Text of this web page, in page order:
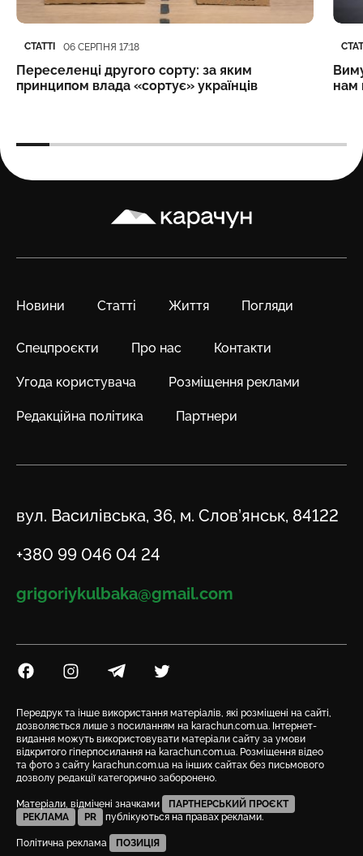
Категорія
СТАТТІ
Дата публікації
06 СЕРПНЯ 17:18
Переселенці другого сорту: за яким
принципом влада «сортує» українців
нам
Карачун
Новини Статті Життя Погляди
Спецпроєкти Про нас Контакти
Угода користувача Розміщення реклами
Редакційна політика Партнери
Адреса
вул. Василівська, 36, м. Слов’янськ, 84122
Телефон
+380 99 046 04 24
Email
grigoriykulbaka@gmail.com
Посилання на Facebook
Посилання на Instagram
Посилання на Telegram
Посилання на Twitter
Передрук та інше використання матеріалів, які розміщені на сайті,
дозволяється лише з посиланням на karachun.com.ua. Інтернет-
видання можуть використовувати матеріали сайту за умови
відкритого гіперпосилання на karachun.com.ua. Розміщення відео
та фото з сайту karachun.com.ua на інших сайтах без письмового
дозволу редакції категорично заборонено.
Матеріали, відмічені значками
ПАРТНЕРСЬКИЙ ПРОЄКТ
РЕКЛАМА
PR публікуються на правах реклами.
Політична реклама ПОЗИЦІЯ